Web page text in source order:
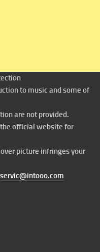
to music and some of
are not provided.
official website for
picture infringes your
servic@intooo.com